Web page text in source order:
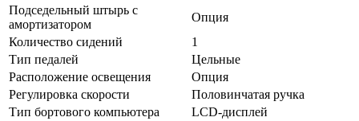
Подседельный штырь с
амортизатором
Опция
Количество сидений
1
Тип педалей
Цельные
Расположение освещения
Опция
Регулировка скорости
Половинчатая ручка
Тип бортового компьютера
LCD-дисплей